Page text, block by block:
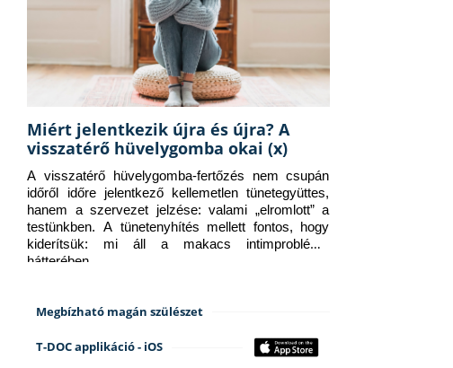
Miért jelentkezik újra és újra? A
visszatérő hüvelygomba okai (x)
A visszatérő hüvelygomba-fertőzés nem csupán
időről időre jelentkező kellemetlen tünetegyüttes,
hanem a szervezet jelzése: valami „elromlott” a
testünkben. A tünetenyhítés mellett fontos, hogy
kiderítsük: mi áll a makacs intimprobléma
hátterében.
Megbízható magán szülészet
T-DOC applikáció - iOS